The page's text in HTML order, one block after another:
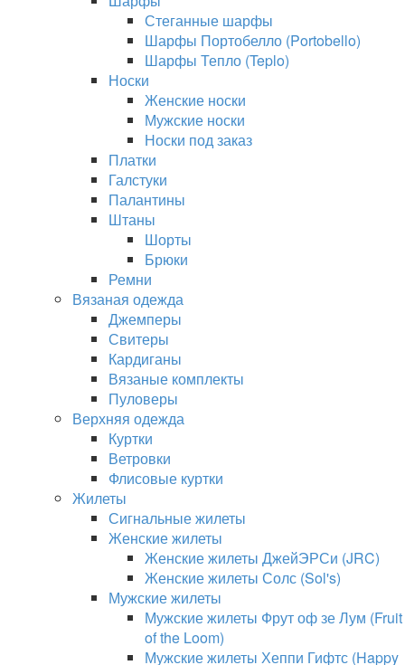
Стеганные шарфы
Шарфы Портобелло (Portobello)
Шарфы Тепло (Teplo)
Носки
Женские носки
Мужские носки
Носки под заказ
Платки
Галстуки
Палантины
Штаны
Шорты
Брюки
Ремни
Вязаная одежда
Джемперы
Свитеры
Кардиганы
Вязаные комплекты
Пуловеры
Верхняя одежда
Куртки
Ветровки
Флисовые куртки
Жилеты
Сигнальные жилеты
Женские жилеты
Женские жилеты ДжейЭРСи (JRC)
Женские жилеты Солс (Sol's)
Мужские жилеты
Мужские жилеты Фрут оф зе Лум (Fruit
of the Loom)
Мужские жилеты Хеппи Гифтс (Happy